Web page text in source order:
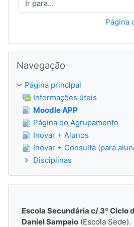
Ir para...
Página
Navegação
Página principal
Informações úteis
Moodle APP
Página do Agrupamento
Inovar + Alunos
Inovar + Consulta (para
Disciplinas
Escola Secundária c/ 3º Ciclo
Daniel Sampaio (Escola Sede).